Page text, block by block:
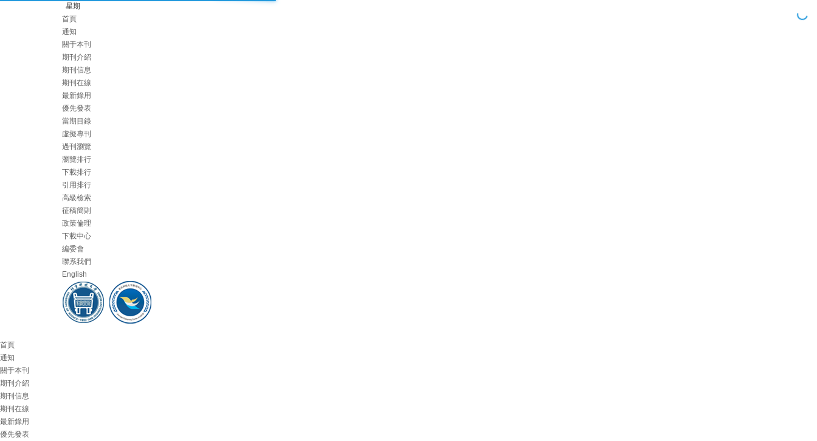
星期
首頁
通知
關于本刊
期刊介紹
期刊信息
期刊在線
最新錄用
優先發表
當期目錄
虛擬專刊
過刊瀏覽
瀏覽排行
下載排行
引用排行
高級檢索
征稿簡則
政策倫理
下載中心
編委會
聯系我們
English
首頁
通知
關于本刊
期刊介紹
期刊信息
期刊在線
最新錄用
優先發表